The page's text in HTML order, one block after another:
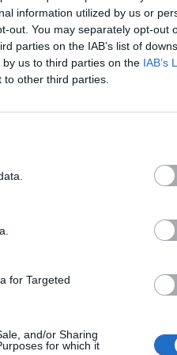
information utilized by us or
out. You may separately opt-out
parties on the IAB’s list of
us to third parties on the IAB’s
other third parties.
for Targeted
and/or Sharing
for which it
jetë e matur.
pronat njerëzve dhe
nuk është.
me atë që ajo vendos”,
ka thënë se është duke
dhe presidentit të
konkret në